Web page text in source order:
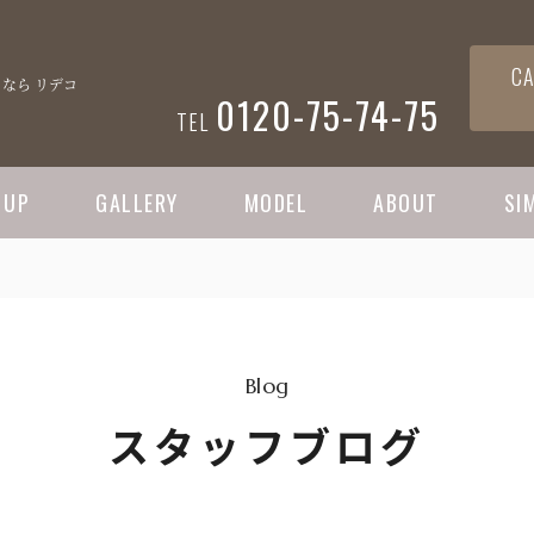
ら リデコ
TEL 0120-75-74-75
GALLERY MODEL ABOUT
Blog
スタッフブログ